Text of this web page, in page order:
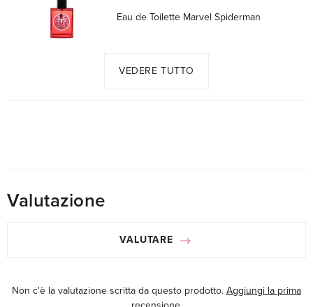
Eau de Toilette Marvel Spiderman
VEDERE TUTTO
Valutazione
VALUTARE
Non c'è la valutazione scritta da questo prodotto. Aggiungi la prima